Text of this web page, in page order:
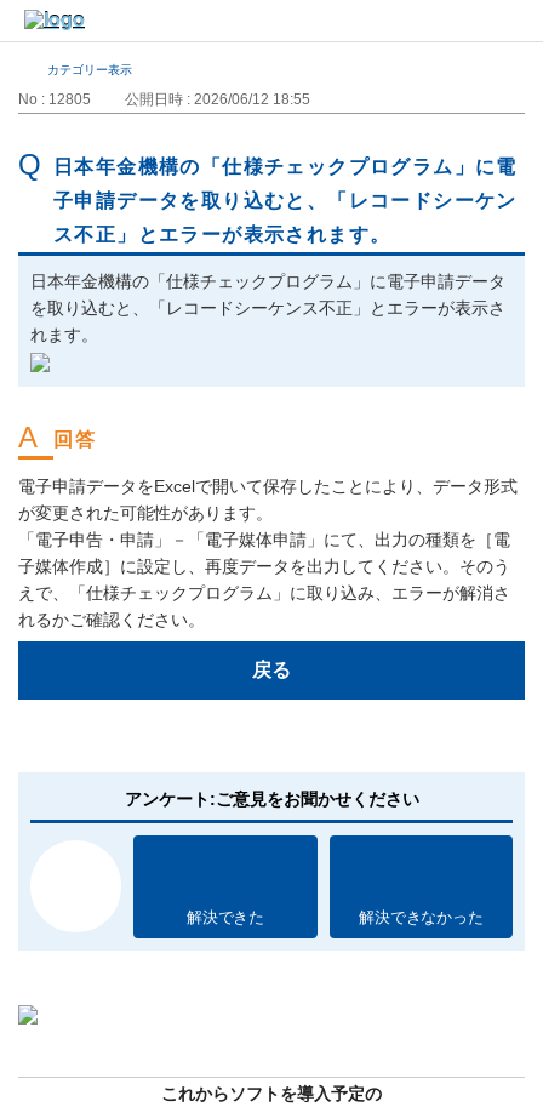
カテゴリー表示
No : 12805 公開日時 : 2026/06/12 18:55
日本年金機構の「仕様チェックプログラム」に電
子申請データを取り込むと、「レコードシーケン
ス不正」とエラーが表示されます。
日本年金機構の「仕様チェックプログラム」に電子申請データ
を取り込むと、「レコードシーケンス不正」とエラーが表示さ
れます。
電子申請データをExcelで開いて保存したことにより、データ形式
が変更された可能性があります。
「電子申告・申請」－「電子媒体申請」にて、出力の種類を［電
子媒体作成］に設定し、再度データを出力してください。そのう
えで、「仕様チェックプログラム」に取り込み、エラーが解消さ
れるかご確認ください。
戻る
アンケート:ご意見をお聞かせください
解決できた 解決できなかった
これからソフトを導入予定の